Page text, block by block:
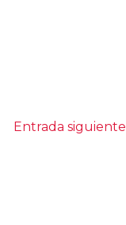
Entrada siguiente